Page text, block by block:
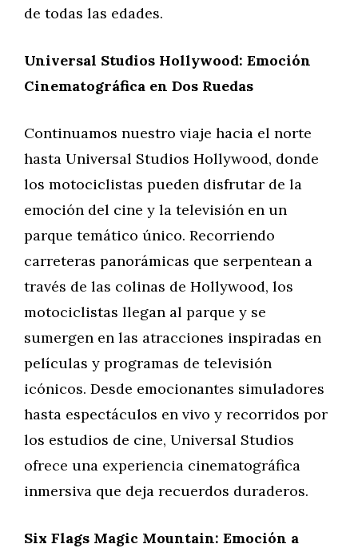
de todas las edades.
Universal Studios Hollywood: Emoción
Cinematográfica en Dos Ruedas
Continuamos nuestro viaje hacia el norte
hasta Universal Studios Hollywood, donde
los motociclistas pueden disfrutar de la
emoción del cine y la televisión en un
parque temático único. Recorriendo
carreteras panorámicas que serpentean a
través de las colinas de Hollywood, los
motociclistas llegan al parque y se
sumergen en las atracciones inspiradas en
películas y programas de televisión
icónicos. Desde emocionantes simuladores
hasta espectáculos en vivo y recorridos por
los estudios de cine, Universal Studios
ofrece una experiencia cinematográfica
inmersiva que deja recuerdos duraderos.
Six Flags Magic Mountain: Emoción a